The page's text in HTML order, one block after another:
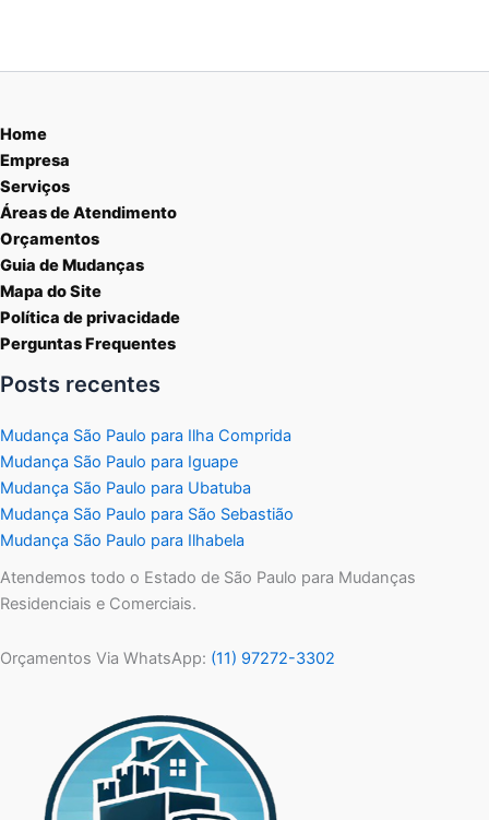
Home
Empresa
Serviços
Áreas de Atendimento
Orçamentos
Guia de Mudanças
Mapa do Site
Política de privacidade
Perguntas Frequentes
Posts recentes
Mudança São Paulo para Ilha Comprida
Mudança São Paulo para Iguape
Mudança São Paulo para Ubatuba
Mudança São Paulo para São Sebastião
Mudança São Paulo para Ilhabela
Atendemos todo o Estado de São Paulo para Mudanças
Residenciais e Comerciais.
Orçamentos Via WhatsApp: (11) 97272-3302